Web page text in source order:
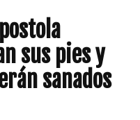
sus pies y
sanados